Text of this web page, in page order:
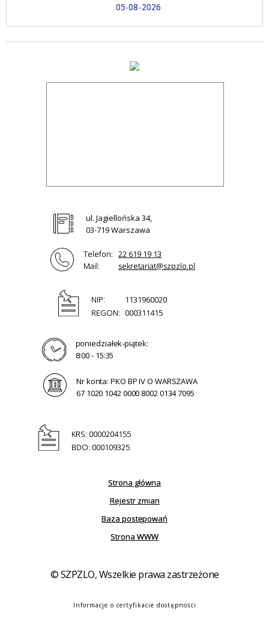
05-08-2026
ul. Jagiellońska 34,
03-719 Warszawa
Telefon:
22 619 19 13
Mail:
sekretariat@szpzlo.pl
NIP:
1131960020
REGON: 000311415
poniedziałek-piątek:
8:00 - 15:35
Nr konta: PKO BP IV O WARSZAWA
67 1020 1042 0000 8002 0134 7095
KRS: 0000204155
BDO: 000109325
Strona główna
Rejestr zmian
Baza postępowań
Strona WWW
© SZPZLO, Wszelkie prawa zastrzeżone
Informacje o certyfikacie dostępności